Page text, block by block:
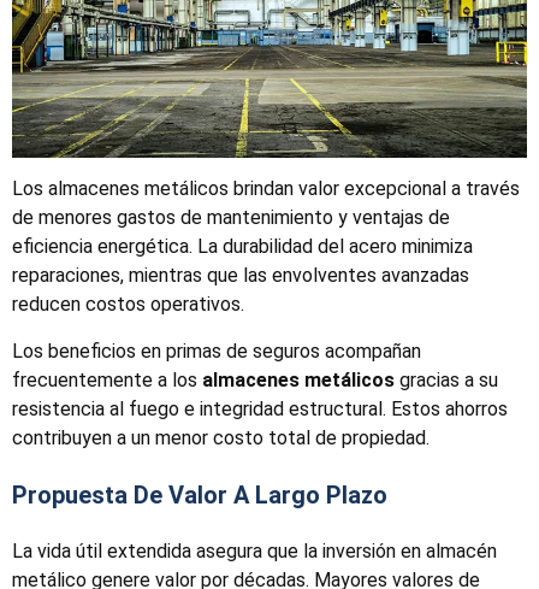
Los almacenes metálicos brindan valor excepcional a través
de menores gastos de mantenimiento y ventajas de
eficiencia energética. La durabilidad del acero minimiza
reparaciones, mientras que las envolventes avanzadas
reducen costos operativos.
Los beneficios en primas de seguros acompañan
frecuentemente a los almacenes metálicos gracias a su
resistencia al fuego e integridad estructural. Estos ahorros
contribuyen a un menor costo total de propiedad.
Propuesta De Valor A Largo Plazo
La vida útil extendida asegura que la inversión en almacén
metálico genere valor por décadas. Mayores valores de